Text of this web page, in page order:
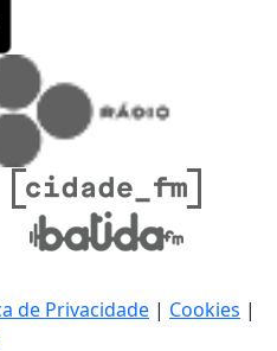
de Privacidade | Cookies |